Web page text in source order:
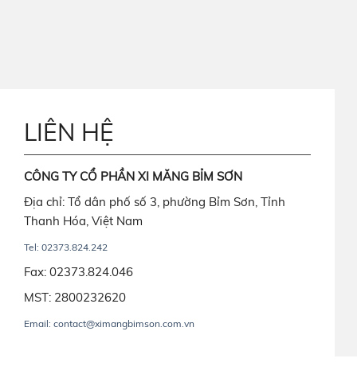
LIÊN HỆ
CÔNG TY CỔ PHẦN XI MĂNG BỈM SƠN
Địa chỉ: Tổ dân phố số 3, phường Bỉm Sơn, Tỉnh
Thanh Hóa, Việt Nam
Tel: 02373.824.242
Fax: 02373.824.046
MST: 2800232620
Email: contact@ximangbimson.com.vn